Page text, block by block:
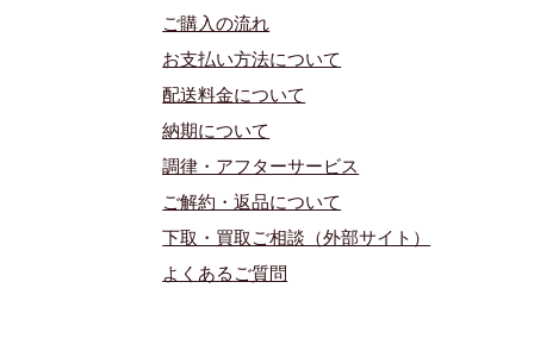
ご購入の流れ
お支払い方法について
配送料金について
​納期について
調律・アフターサービス
ご解約・返品について
下取・買取ご相談（外部サイト）
よくあるご質問